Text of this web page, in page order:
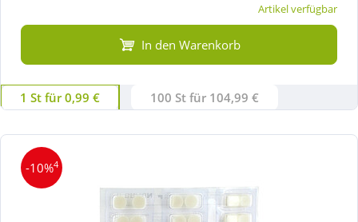
Artikel verfügbar
In den Warenkorb
1 St für 0,99 € 100 St für 104,99 €
-10%4